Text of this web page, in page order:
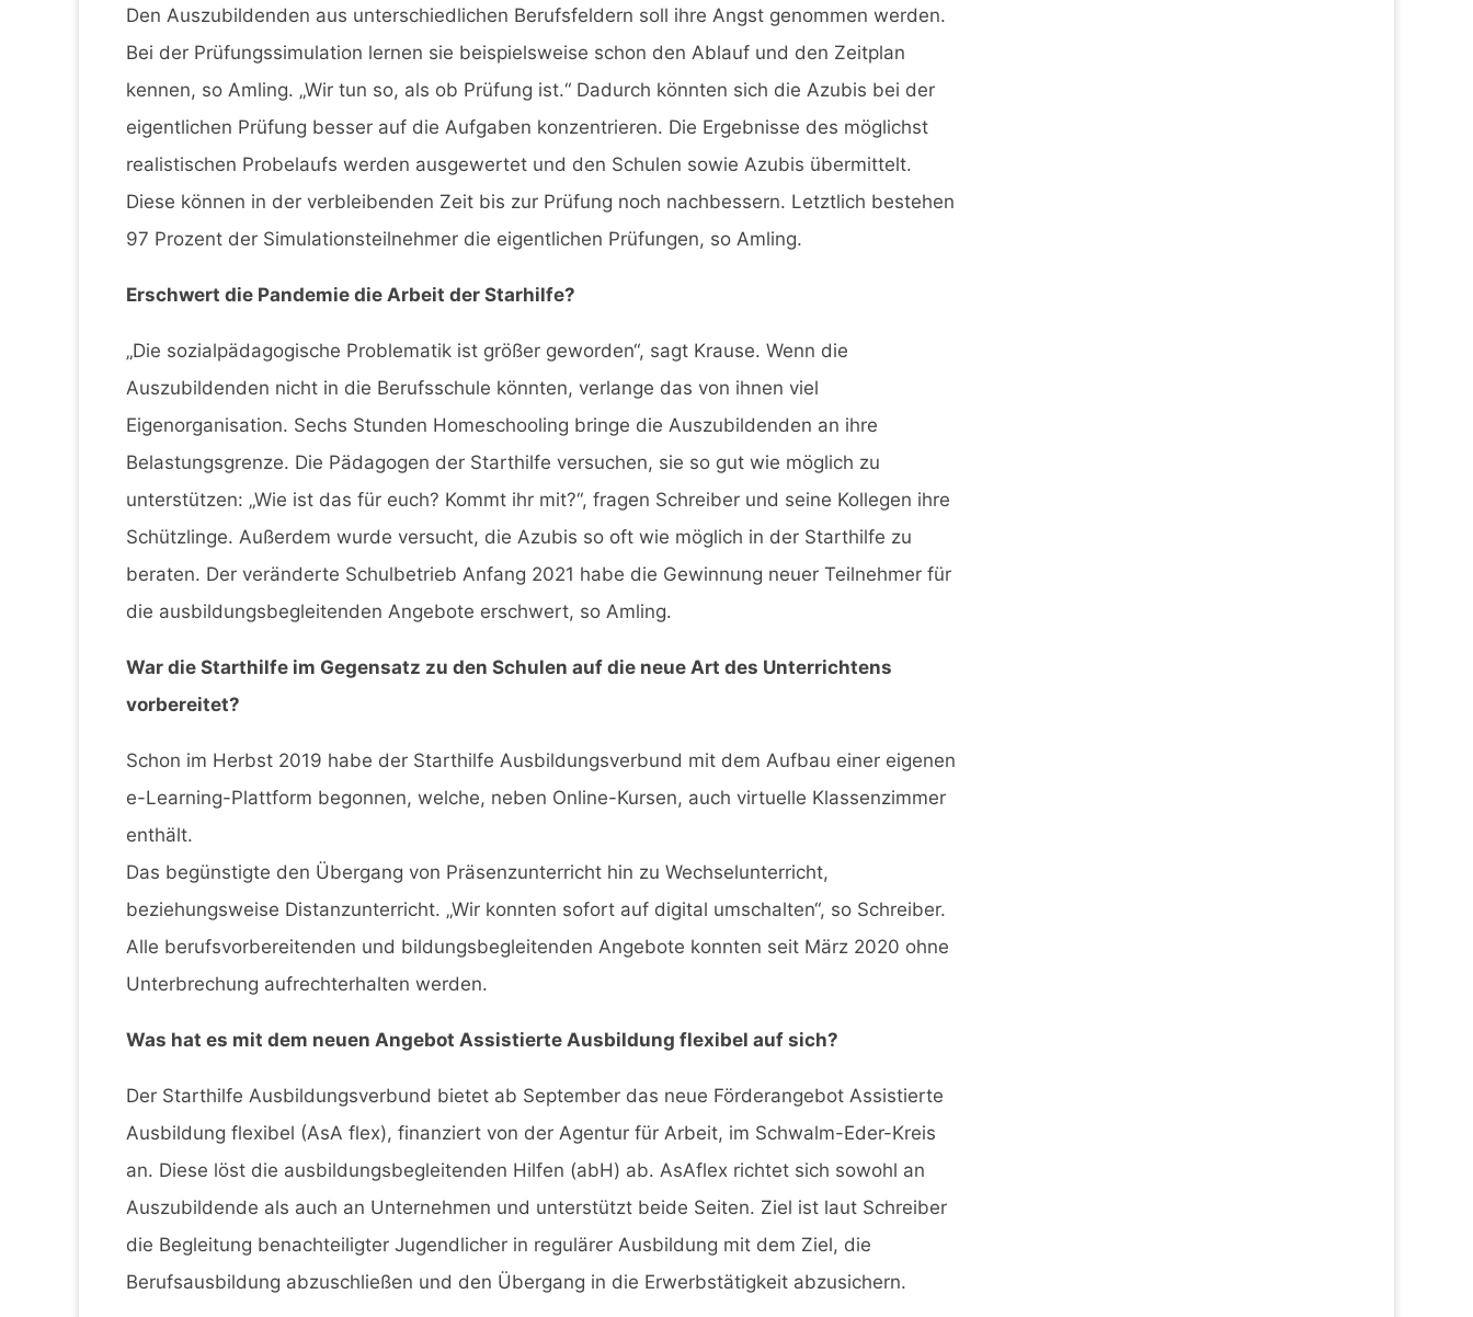
Den Auszubildenden aus unterschiedlichen Berufsfeldern soll ihre Angst genommen werden.
Bei der Prüfungssimulation lernen sie beispielsweise schon den Ablauf und den Zeitplan
kennen, so Amling. „Wir tun so, als ob Prüfung ist.“ Dadurch könnten sich die Azubis bei der
eigentlichen Prüfung besser auf die Aufgaben konzentrieren. Die Ergebnisse des möglichst
realistischen Probelaufs werden ausgewertet und den Schulen sowie Azubis übermittelt.
Diese können in der verbleibenden Zeit bis zur Prüfung noch nachbessern. Letztlich bestehen
97 Prozent der Simulationsteilnehmer die eigentlichen Prüfungen, so Amling.
Erschwert die Pandemie die Arbeit der Starhilfe?
„Die sozialpädagogische Problematik ist größer geworden“, sagt Krause. Wenn die
Auszubildenden nicht in die Berufsschule könnten, verlange das von ihnen viel
Eigenorganisation. Sechs Stunden Homeschooling bringe die Auszubildenden an ihre
Belastungsgrenze. Die Pädagogen der Starthilfe versuchen, sie so gut wie möglich zu
unterstützen: „Wie ist das für euch? Kommt ihr mit?“, fragen Schreiber und seine Kollegen ihre
Schützlinge. Außerdem wurde versucht, die Azubis so oft wie möglich in der Starthilfe zu
beraten. Der veränderte Schulbetrieb Anfang 2021 habe die Gewinnung neuer Teilnehmer für
die ausbildungsbegleitenden Angebote erschwert, so Amling.
War die Starthilfe im Gegensatz zu den Schulen auf die neue Art des Unterrichtens
vorbereitet?
Schon im Herbst 2019 habe der Starthilfe Ausbildungsverbund mit dem Aufbau einer eigenen
e-Learning-Plattform begonnen, welche, neben Online-Kursen, auch virtuelle Klassenzimmer
enthält.
Das begünstigte den Übergang von Präsenzunterricht hin zu Wechselunterricht,
beziehungsweise Distanzunterricht. „Wir konnten sofort auf digital umschalten“, so Schreiber.
Alle berufsvorbereitenden und bildungsbegleitenden Angebote konnten seit März 2020 ohne
Unterbrechung aufrechterhalten werden.
Was hat es mit dem neuen Angebot Assistierte Ausbildung flexibel auf sich?
Der Starthilfe Ausbildungsverbund bietet ab September das neue Förderangebot Assistierte
Ausbildung flexibel (AsA flex), finanziert von der Agentur für Arbeit, im Schwalm-Eder-Kreis
an. Diese löst die ausbildungsbegleitenden Hilfen (abH) ab. AsAflex richtet sich sowohl an
Auszubildende als auch an Unternehmen und unterstützt beide Seiten. Ziel ist laut Schreiber
die Begleitung benachteiligter Jugendlicher in regulärer Ausbildung mit dem Ziel, die
Berufsausbildung abzuschließen und den Übergang in die Erwerbstätigkeit abzusichern.